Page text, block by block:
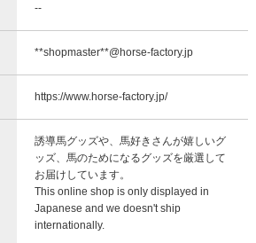
--
**shopmaster**@horse-factory.jp
https://www.horse-factory.jp/
誘導馬グッズや、馬好きさんが嬉しいグ
ッズ、馬のためになるグッズを厳選して
お届けしています。
This online shop is only displayed in
Japanese and we doesn't ship
internationally.